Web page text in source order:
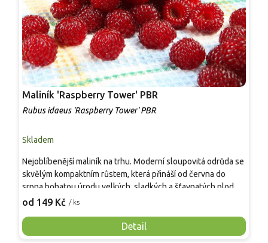
Maliník 'Raspberry Tower' PBR
Rubus idaeus 'Raspberry Tower' PBR
Skladem
od 149 Kč / ks
Detail
Nejoblíbenější maliník na trhu. Moderní sloupovitá odrůda se
skvělým kompaktním růstem, která přináší od června do
srpna bohatou úrodu velkých, sladkých a šťavnatých plodů.
Pevné vzpřímené výhony tvoří elegantní habitus bez
Mrazuvzdornost do −25 °C a spolehlivá vitalita z něj dělají
skvělou volbu pro každého pěstitele.